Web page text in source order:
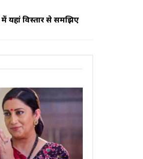
यहां विस्तार से समझिए